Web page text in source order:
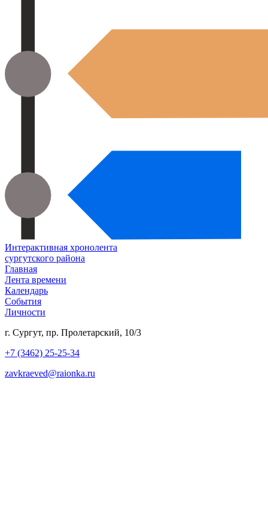
Интерактивная хронолента
сургутского района
Главная
Лента времени
Календарь
События
Личности
г. Сургут, пр. Пролетарский, 10/3
+7 (3462) 25-25-34
zavkraeved@raionka.ru